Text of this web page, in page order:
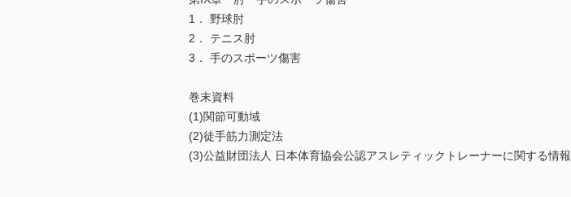
1． 野球肘
2． テニス肘
3． 手のスポーツ傷害
巻末資料
(1)関節可動域
(2)徒手筋力測定法
(3)公益財団法人 日本体育協会公認アスレティックトレーナーに関する情報